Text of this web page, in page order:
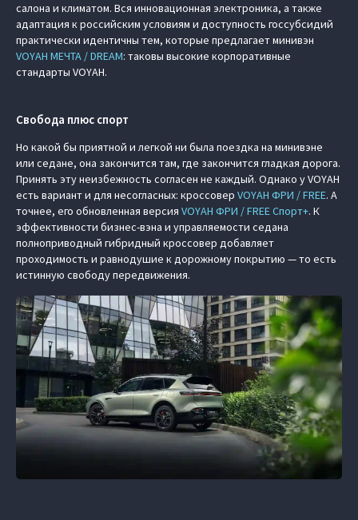
салона и климатом. Вся инновационная электроника, а также
адаптация к российским условиям и доступность госсубсидий
практически идентичны тем, которые предлагает минивэн
VOYAH МЕЧТА / DREAM: таковы высокие корпоративные
стандарты VOYAH.
Свобода плюс спорт
Но какой бы приятной и легкой ни была поездка на минивэне
или седане, она закончится там, где закончится гладкая дорога.
Принять эту неизбежность согласен не каждый. Однако у VOYAH
есть вариант и для несогласных: кроссовер VOYAH ФРИ / FREE. А
точнее, его обновленная версия VOYAH ФРИ / FREE Спорт+. К
эффективности бизнес-вэна и управляемости седана
полноприводный гибридный кроссовер добавляет
проходимость и равнодушие к дорожному покрытию — то есть
истинную свободу передвижения.